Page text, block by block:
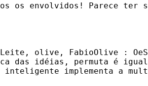
os envolvidos! Parece ter
olive, FabioOlive :
das idéias, permuta é
inteligente implementa a